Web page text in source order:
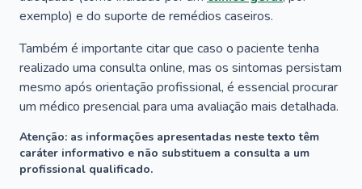
exemplo) e do suporte de remédios caseiros.
Também é importante citar que caso o paciente tenha
realizado uma consulta online, mas os sintomas persistam
mesmo após orientação profissional, é essencial procurar
um médico presencial para uma avaliação mais detalhada.
Atenção: as informações apresentadas neste texto têm
caráter informativo e não substituem a consulta a um
profissional qualificado.